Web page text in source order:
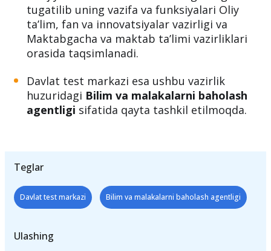
tugatilib uning vazifa va funksiyalari Oliy
taʼlim, fan va innovatsiyalar vazirligi va
Maktabgacha va maktab taʼlimi vazirliklari
orasida taqsimlanadi.
Davlat test markazi esa ushbu vazirlik
huzuridagi Bilim va malakalarni baholash
agentligi sifatida qayta tashkil etilmoqda.
Teglar
Davlat test markazi Bilim va malakalarni baholash agentligi
Ulashing